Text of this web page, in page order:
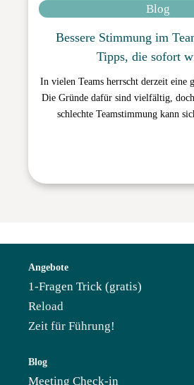
Blog
Bessere Stimmung im
Tipps, die sofort
In vielen Teams herrscht derzeit eine
Die Gründe dafür sind vielfältig,
schlechte Teamstimmung kann
Angebote
1-Fragen Trick (gratis)
Reload
Zeit für Führung!
Blog
Meeting Check-in